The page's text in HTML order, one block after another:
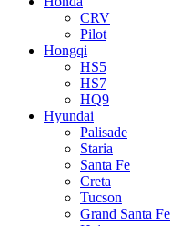
CRV
Pilot
Hongqi
HS5
HS7
HQ9
Hyundai
Palisade
Staria
Santa Fe
Creta
Tucson
Grand Santa Fe